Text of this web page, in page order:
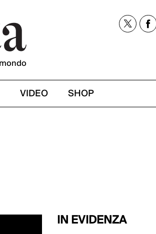
VIDEO SHOP
IN EVIDENZA